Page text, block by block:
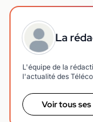
La
L'équipe de la
l'actualité des
Voir tous